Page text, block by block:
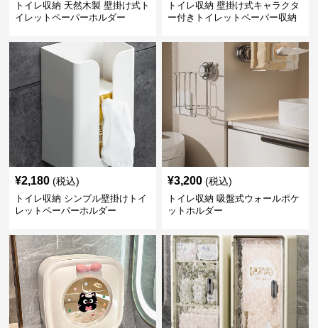
トイレ収納 天然木製 壁掛け式ト
イレットペーパーホルダー
トイレ収納 壁掛け式キャラクタ
ー付きトイレットペーパー収納
¥2,180 (税込)
トイレ収納 シンプル壁掛けトイ
レットペーパーホルダー
¥3,200 (税込)
トイレ収納 吸盤式ウォールポケ
ットホルダー